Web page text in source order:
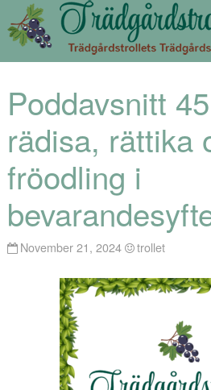
Poddavsnitt
rädisa, rättika
fröodling i
November 21, 2024 trollet